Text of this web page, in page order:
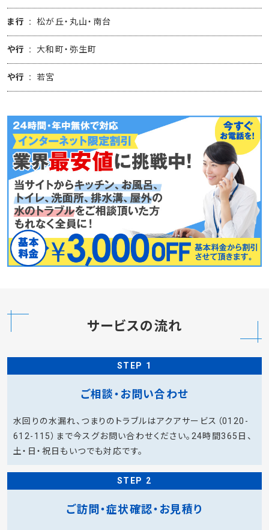
ま行 松が丘・丸山・南台
や行 大和町・弥生町
や行 若宮
サービスの流れ
STEP 1
ご相談・お問い合わせ
水回りの水漏れ、つまりのトラブルはアクアサービス（0120-
612-115）まで今スグお問い合わせください。24時間365日、
土・日・祝日もいつでも対応です。
STEP 2
ご訪問・症状確認・お見積り